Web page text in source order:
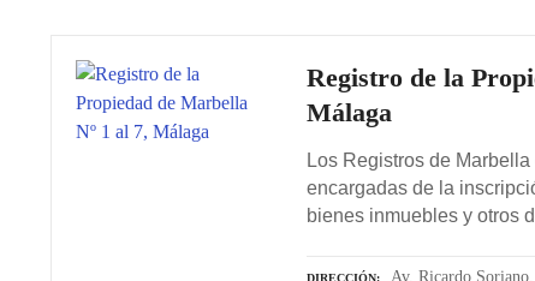
Registro de la
Málaga
Los Registros de
encargadas de la
bienes inmuebles y otros
DIRECCIÓN Av. Ricardo